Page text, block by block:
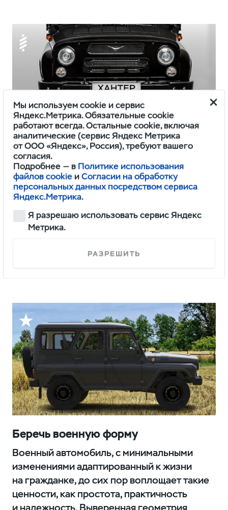
Подвеска
Передняя пружинная подвеска
обеспечивает хорошую управляемость,
комфорт для пассажиров и проста
в обслуживании.
Задняя подвеска с полуэллиптическими
к экстремальным нагрузкам и надежным
Беречь военную форму
Военный автомобиль, с минимальными
изменениями адаптированный к жизни
на гражданке, до сих пор воплощает такие
ценности, как простота, практичность
Мы используем cookie и сервис
Яндекс.Метрика. Обязательные cookie
работают всегда. Остальные cookie, включая
аналитические (сервис Яндекс Метрика
от ООО «Яндекс», Россия), требуют вашего
согласия.
Подробнее — в Политике использования
файлов cookie иСогласии на обработку
персональных данных посредством сервиса
Яндекс.Метрика.
Я разрешаю использовать сервис Яндекс
Метрика.
РАЗРЕШИТЬ